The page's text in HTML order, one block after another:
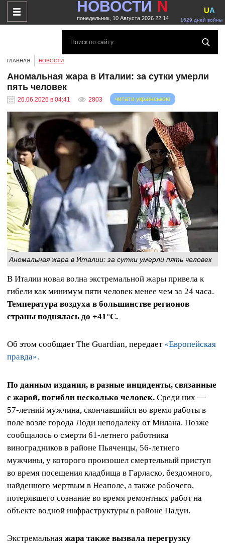
НОВОСТИ N
понедельник, 10 Августа 2026 22:14 1629 дней войны
UA
ГЛАВНАЯ НОВОСТИ
Аномальная жара в Италии: за сутки умерли
пять человек
26.06.2026 в 04:41 2803 читати українською
Аномальная жара в Италии: за сутки умерли пять человек
В Италии новая волна экстремальной жары привела к
гибели как минимум пяти человек менее чем за 24 часа.
Температура воздуха в большинстве регионов
страны поднялась до +41°C.
Об этом сообщает The Guardian, передает«Европейская
правда».
По данным издания, в разные инциденты, связанные
с жарой, погибли несколько человек. Среди них —
57-летний мужчина, скончавшийся во время работы в
поле возле города Лоди неподалеку от Милана. Позже
сообщалось о смерти 61-летнего работника
виноградников в районе Пьяченцы, 56-летнего
мужчины, у которого произошел смертельный приступ
во время посещения кладбища в Гарласко, бездомного,
найденного мертвым в Неаполе, а также рабочего,
потерявшего сознание во время ремонтных работ на
объекте водной инфраструктуры в районе Падуи.
Экстремальная жара также вызвала перегрузку